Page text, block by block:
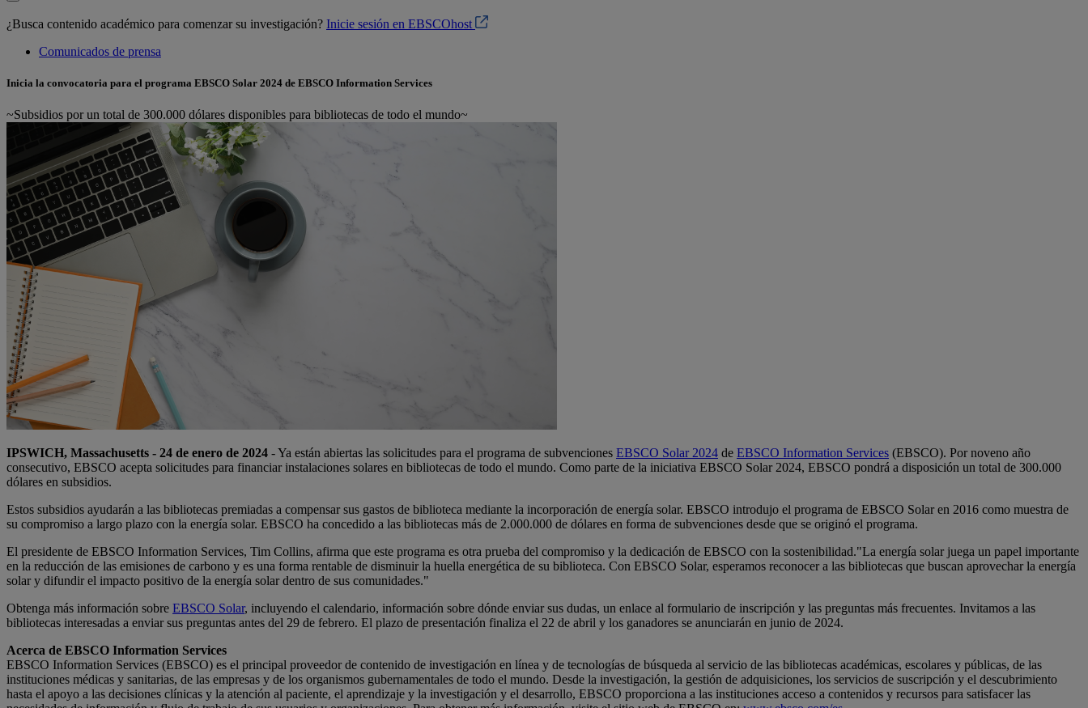
¿Busca contenido académico para comenzar su investigación? Inicie sesión en EBSCOhost
Comunicados de prensa
Inicia la convocatoria para el programa EBSCO Solar 2024 de EBSCO Information Services
~Subsidios por un total de 300.000 dólares disponibles para bibliotecas de todo el mundo~
IPSWICH, Massachusetts - 24 de enero de 2024 - Ya están abiertas las solicitudes para el programa de subvenciones EBSCO Solar 2024 de EBSCO Information Services (EBSCO). Por noveno año
consecutivo, EBSCO acepta solicitudes para financiar instalaciones solares en bibliotecas de todo el mundo. Como parte de la iniciativa EBSCO Solar 2024, EBSCO pondrá a disposición un total de 300.000
dólares en subsidios.
Estos subsidios ayudarán a las bibliotecas premiadas a compensar sus gastos de biblioteca mediante la incorporación de energía solar. EBSCO introdujo el programa de EBSCO Solar en 2016 como muestra de
su compromiso a largo plazo con la energía solar. EBSCO ha concedido a las bibliotecas más de 2.000.000 de dólares en forma de subvenciones desde que se originó el programa.
El presidente de EBSCO Information Services, Tim Collins, afirma que este programa es otra prueba del compromiso y la dedicación de EBSCO con la sostenibilidad."La energía solar juega un papel importante
en la reducción de las emisiones de carbono y es una forma rentable de disminuir la huella energética de su biblioteca. Con EBSCO Solar, esperamos reconocer a las bibliotecas que buscan aprovechar la energía
solar y difundir el impacto positivo de la energía solar dentro de sus comunidades."
Obtenga más información sobre EBSCO Solar, incluyendo el calendario, información sobre dónde enviar sus dudas, un enlace al formulario de inscripción y las preguntas más frecuentes. Invitamos a las
bibliotecas interesadas a enviar sus preguntas antes del 29 de febrero. El plazo de presentación finaliza el 22 de abril y los ganadores se anunciarán en junio de 2024.
Acerca de EBSCO Information Services
EBSCO Information Services (EBSCO) es el principal proveedor de contenido de investigación en línea y de tecnologías de búsqueda al servicio de las bibliotecas académicas, escolares y públicas, de las
instituciones médicas y sanitarias, de las empresas y de los organismos gubernamentales de todo el mundo. Desde la investigación, la gestión de adquisiciones, los servicios de suscripción y el descubrimiento
hasta el apoyo a las decisiones clínicas y la atención al paciente, el aprendizaje y la investigación y el desarrollo, EBSCO proporciona a las instituciones acceso a contenidos y recursos para satisfacer las